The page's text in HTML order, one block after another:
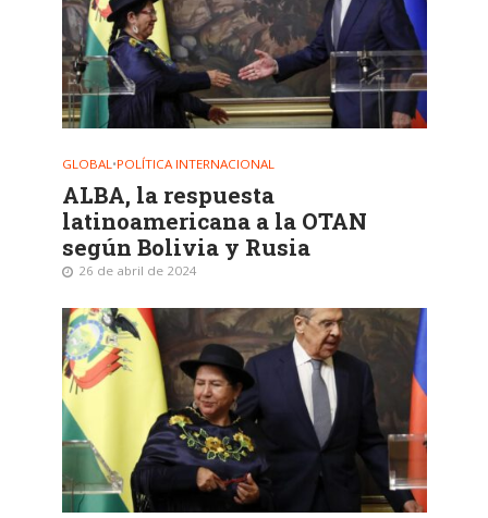
GLOBAL•POLÍTICA INTERNACIONAL
ALBA, la respuesta
latinoamericana a la OTAN
según Bolivia y Rusia
26 de abril de 2024